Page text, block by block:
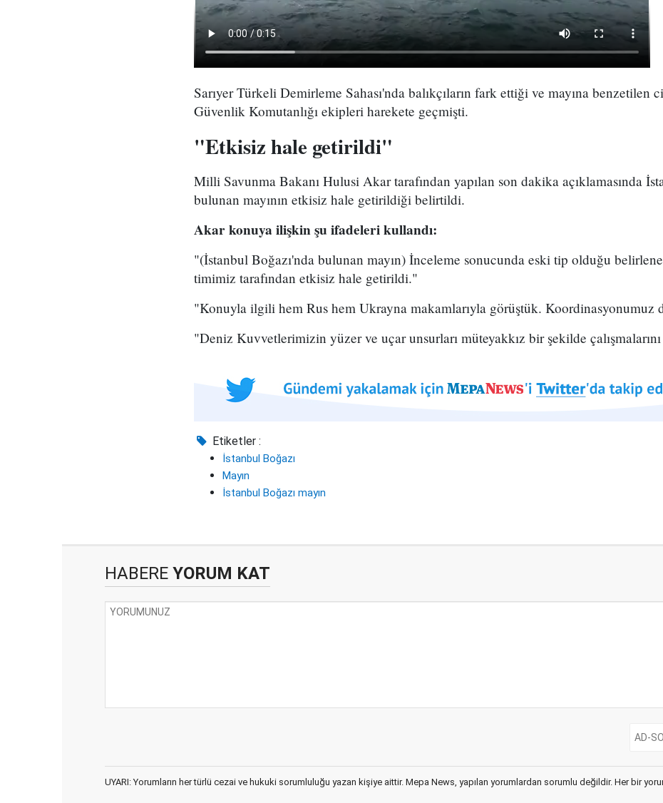
Sarıyer Türkeli Demirleme Sahası'nda balıkçıların fark ettiği ve mayına benzetilen
Güvenlik Komutanlığı ekipleri harekete geçmişti.
"Etkisiz hale getirildi"
Milli Savunma Bakanı Hulusi Akar tarafından yapılan son dakika açıklamasında
bulunan mayının etkisiz hale getirildiği belirtildi.
Akar konuya ilişkin şu ifadeleri kullandı:
"(İstanbul Boğazı'nda bulunan mayın) İnceleme sonucunda eski tip olduğu
timimiz tarafından etkisiz hale getirildi."
"Konuyla ilgili hem Rus hem Ukrayna makamlarıyla görüştük. Koordinasyonumuz
"Deniz Kuvvetlerimizin yüzer ve uçar unsurları müteyakkız bir şekilde
Etiketler :
İstanbul Boğazı
Mayın
İstanbul Boğazı mayın
HABERE YORUM KAT
UYARI: Yorumların her türlü cezai ve hukuki sorumluluğu yazan kişiye aittir. Mepa News, yapılan yorumlardan sorumlu değildir. Her bir